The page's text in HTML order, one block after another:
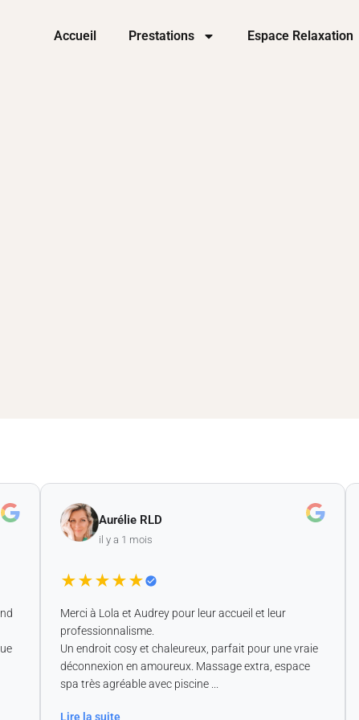
Accueil Prestations Espace Relaxation
Aurélie RLD
il y a 1 mois
★★★★★
Merci à Lola et Audrey pour leur accueil et leur
professionnalisme.
Un endroit cosy et chaleureux, parfait pour une vraie
déconnexion en amoureux. Massage extra, espace
spa très agréable avec piscine ...
Lire la suite